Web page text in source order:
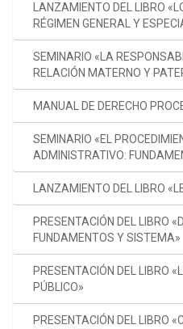
LANZAMIENTO DEL LIBRO
RÉGIMEN GENERAL Y
SEMINARIO «LA
RELACIÓN MATERNO Y
MANUAL DE DERECHO
SEMINARIO «EL
ADMINISTRATIVO:
LANZAMIENTO DEL LIBRO
PRESENTACIÓN DEL LIBRO
FUNDAMENTOS Y SISTEMA»
PRESENTACIÓN DEL LIBRO
PÚBLICO»
PRESENTACIÓN DEL LIBRO